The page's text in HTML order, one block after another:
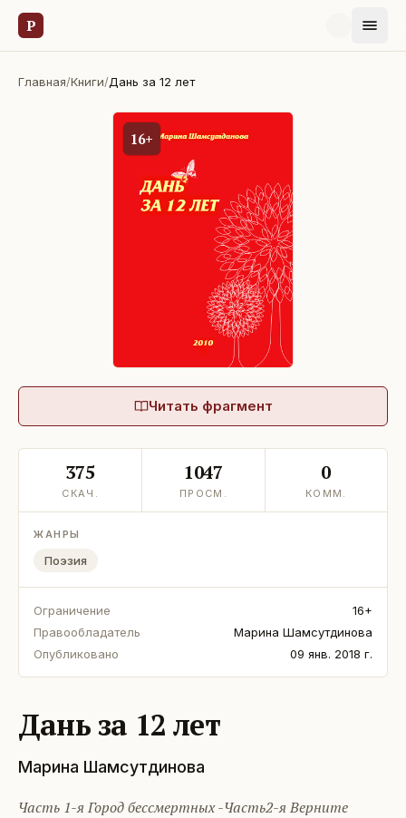
Р
Главная/Книги/Дань за 12 лет
16+
Читать фрагмент
375
СКАЧ.
1047
ПРОСМ.
0
КОММ.
ЖАНРЫ
Поэзия
Ограничение
16+
Правообладатель
Марина Шамсутдинова
Опубликовано
09 янв. 2018 г.
Дань за 12 лет
Марина Шамсутдинова
Часть 1-я Город бессмертных -Часть2-я Верните